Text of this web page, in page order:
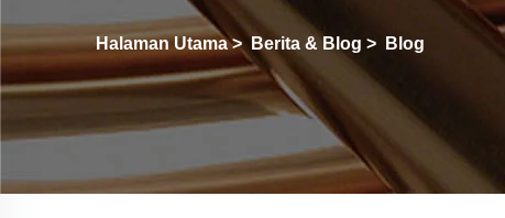
Halaman Utama>Berita & Blog > Blog